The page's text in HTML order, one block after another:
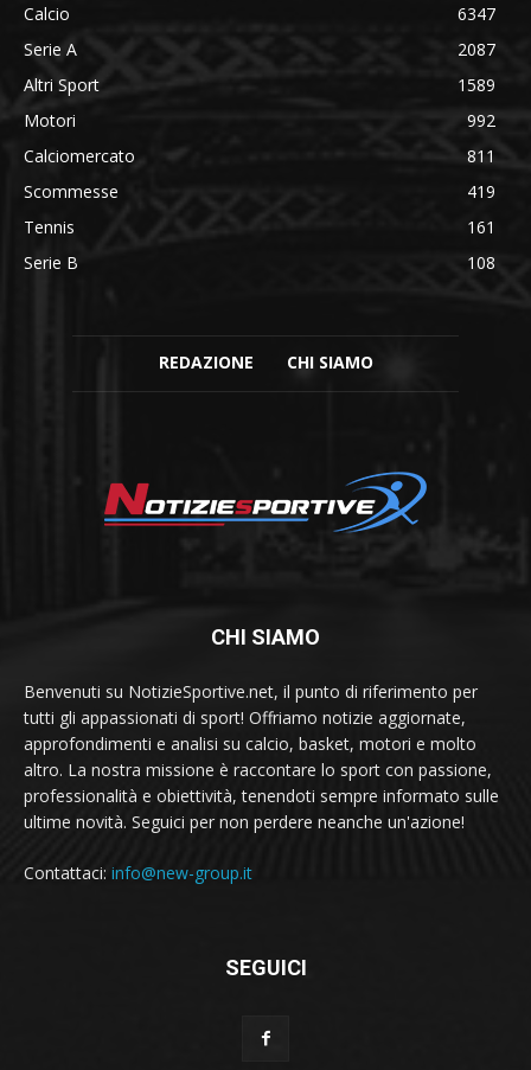
Calcio
6347
Serie A
2087
Altri Sport
1589
Motori
992
Calciomercato
811
Scommesse
419
Tennis
161
Serie B
108
REDAZIONE CHI SIAMO
CHI SIAMO
Benvenuti su NotizieSportive.net, il punto di riferimento per
tutti gli appassionati di sport! Offriamo notizie aggiornate,
approfondimenti e analisi su calcio, basket, motori e molto
altro. La nostra missione è raccontare lo sport con passione,
professionalità e obiettività, tenendoti sempre informato sulle
ultime novità. Seguici per non perdere neanche un'azione!
Contattaci: info@new-group.it
SEGUICI